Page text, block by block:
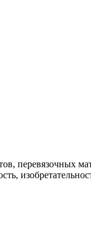
перевязочных